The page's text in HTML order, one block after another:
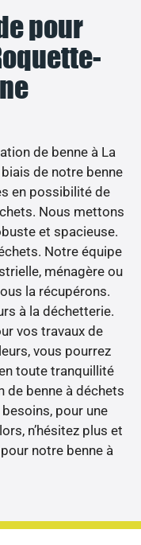
pour
de benne à La
de notre benne
en possibilité de
Nous mettons
et spacieuse.
Notre équipe
ménagère ou
la récupérons.
à la déchetterie.
vos travaux de
vous pourrez
toute tranquillité
de benne à déchets
pour une
n’hésitez plus et
notre benne à